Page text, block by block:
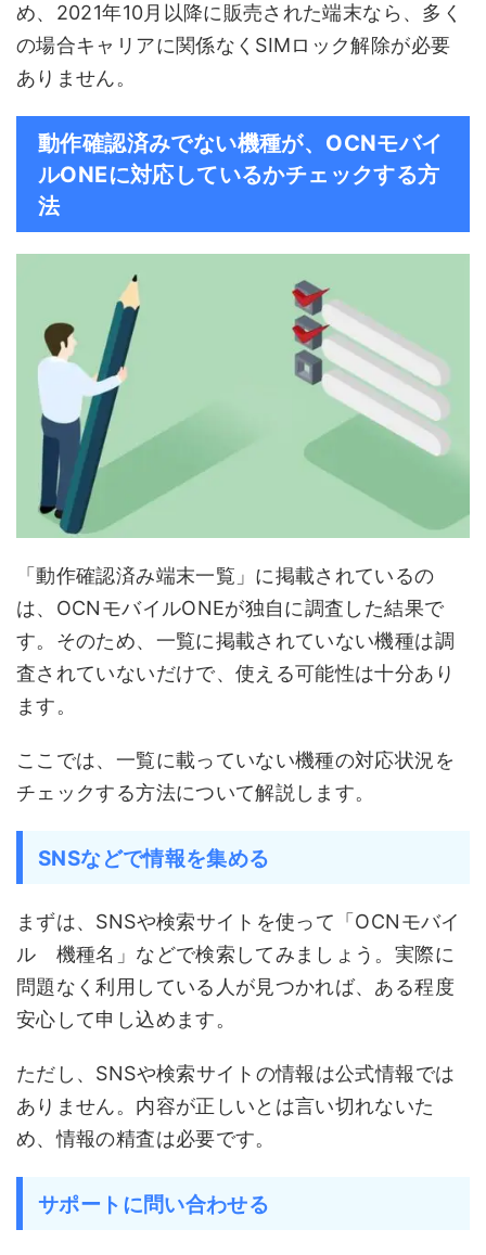
め、2021年10月以降に販売された端末なら、多く
の場合キャリアに関係なくSIMロック解除が必要
ありません。
動作確認済みでない機種が、OCNモバイ
ルONEに対応しているかチェックする方
法
「動作確認済み端末一覧」に掲載されているの
は、OCNモバイルONEが独自に調査した結果で
す。そのため、一覧に掲載されていない機種は調
査されていないだけで、使える可能性は十分あり
ます。
ここでは、一覧に載っていない機種の対応状況を
チェックする方法について解説します。
SNSなどで情報を集める
まずは、SNSや検索サイトを使って「OCNモバイ
ル 機種名」などで検索してみましょう。実際に
問題なく利用している人が見つかれば、ある程度
安心して申し込めます。
ただし、SNSや検索サイトの情報は公式情報では
ありません。内容が正しいとは言い切れないた
め、情報の精査は必要です。
サポートに問い合わせる